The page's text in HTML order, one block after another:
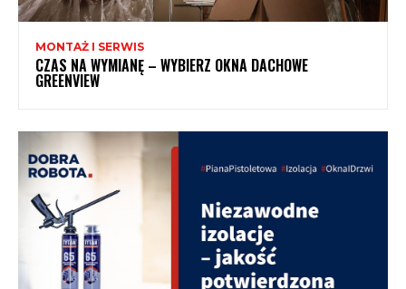
MONTAŻ I SERWIS
CZAS NA WYMIANĘ – WYBIERZ OKNA DACHOWE
GREENVIEW